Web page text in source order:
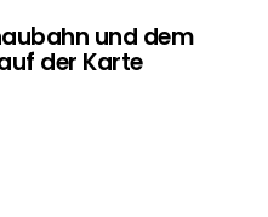
und dem
der Karte